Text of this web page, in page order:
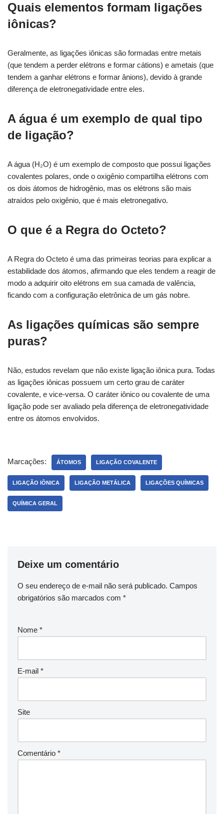
Quais elementos formam ligações
iônicas?
Geralmente, as ligações iônicas são formadas entre metais
(que tendem a perder elétrons e formar cátions) e ametais (que
tendem a ganhar elétrons e formar ânions), devido à grande
diferença de eletronegatividade entre eles.
A água é um exemplo de qual tipo
de ligação?
A água (H₂O) é um exemplo de composto que possui ligações
covalentes polares, onde o oxigênio compartilha elétrons com
os dois átomos de hidrogênio, mas os elétrons são mais
atraídos pelo oxigênio, que é mais eletronegativo.
O que é a Regra do Octeto?
A Regra do Octeto é uma das primeiras teorias para explicar a
estabilidade dos átomos, afirmando que eles tendem a reagir de
modo a adquirir oito elétrons em sua camada de valência,
ficando com a configuração eletrônica de um gás nobre.
As ligações químicas são sempre
puras?
Não, estudos revelam que não existe ligação iônica pura. Todas
as ligações iônicas possuem um certo grau de caráter
covalente, e vice-versa. O caráter iônico ou covalente de uma
ligação pode ser avaliado pela diferença de eletronegatividade
entre os átomos envolvidos.
Marcações: ÁTOMOS LIGAÇÃO COVALENTE
LIGAÇÃO IÔNICA LIGAÇÃO METÁLICA LIGAÇÕES QUÍMICAS
QUÍMICA GERAL
Deixe um comentário
O seu endereço de e-mail não será publicado. Campos
obrigatórios são marcados com *
Nome *
E-mail *
Site
Comentário *